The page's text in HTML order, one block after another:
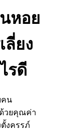
หอย
ลี่ยง
รดี
คน
วยคุณค่า
งครรภ์